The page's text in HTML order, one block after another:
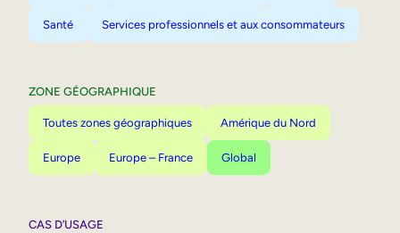
Santé Services professionnels et aux consommateurs
ZONE GÉOGRAPHIQUE
Toutes zones géographiques Amérique du Nord
Europe Europe – France Global
CAS D’USAGE